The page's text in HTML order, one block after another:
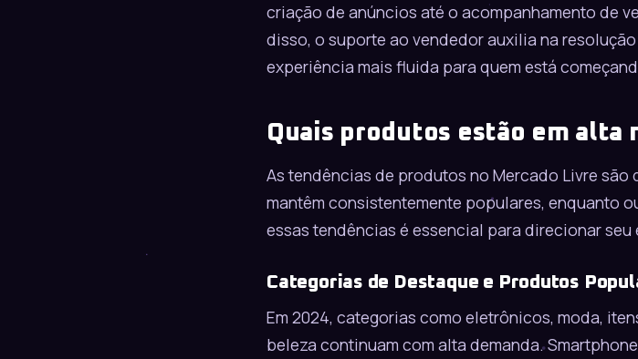
criação de anúncios até o acompanhamento de
disso, o suporte ao vendedor auxilia na
experiência mais fluida para quem está
Quais produtos estão em alta
As tendências de produtos no Mercado Livre são
mantêm consistentemente populares, enquanto
essas tendências é essencial para direcionar
Categorias de Destaque e Produtos
Em 2024, categorias como eletrônicos, moda,
beleza continuam com alta demanda.